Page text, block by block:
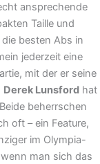
ansprechende
Taille und
besten Abs in
jederzeit eine
mit der er seine
Derek Lunsford hat
beherrschen
oft – ein Feature,
im Olympia-
man sich das